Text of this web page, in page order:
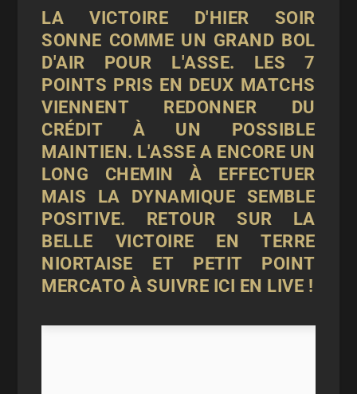
LA VICTOIRE D'HIER SOIR
SONNE COMME UN GRAND BOL
D'AIR POUR L'ASSE. LES 7
POINTS PRIS EN DEUX MATCHS
VIENNENT REDONNER DU
CRÉDIT À UN POSSIBLE
MAINTIEN. L'ASSE A ENCORE UN
LONG CHEMIN À EFFECTUER
MAIS LA DYNAMIQUE SEMBLE
POSITIVE. RETOUR SUR LA
BELLE VICTOIRE EN TERRE
NIORTAISE ET PETIT POINT
MERCATO À SUIVRE ICI EN LIVE !